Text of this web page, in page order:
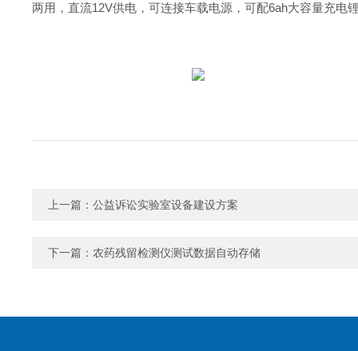
两用，直流12V供电，可连接车载电源，可配6ah大容量充电
上一篇： 公益诉讼实验室设备建设方案
下一篇： 农药残留检测仪测试数据自动存储